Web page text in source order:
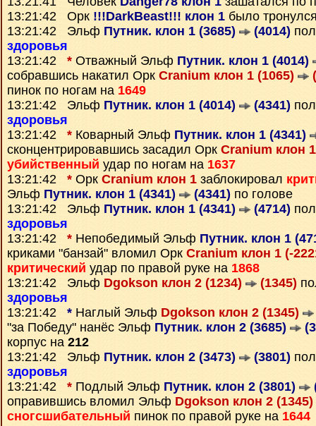
13:21:42 Орк !!!DarkBeast!!! клон 1 было
13:21:42 Эльф Путник. клон 1 (3685) (4014)
здоровья
13:21:42 * Отважный Эльф Путник. клон 1 (4014)
собравшись накатил Орк Cranium клон 1 (1065)
пинок по ногам на 1649
13:21:42 Эльф Путник. клон 1 (4014) (4341)
здоровья
13:21:42 * Коварный Эльф Путник. клон 1 (4341)
сконцентрировавшись засадил Орк Cranium клон
убийственный удар по ногам на 1637
13:21:42 * Орк Cranium клон 1 заблокировал
Эльф Путник. клон 1 (4341) (4341) по голове
13:21:42 Эльф Путник. клон 1 (4341) (4714)
здоровья
13:21:42 * Непобедимый Эльф Путник. клон 1
криками "банзай" вломил Орк Cranium клон 1 (-
критический удар по правой руке на 1868
13:21:42 Эльф Dgokson клон 2 (1234) (1345)
здоровья
13:21:42 * Наглый Эльф Dgokson клон 2 (1345)
"за Победу" нанёс Эльф Путник. клон 2 (3685)
корпус на 212
13:21:42 Эльф Путник. клон 2 (3473) (3801)
здоровья
13:21:42 * Подлый Эльф Путник. клон 2 (3801)
оправившись вломил Эльф Dgokson клон 2 (1345)
сногсшибательный пинок по правой руке на 1644